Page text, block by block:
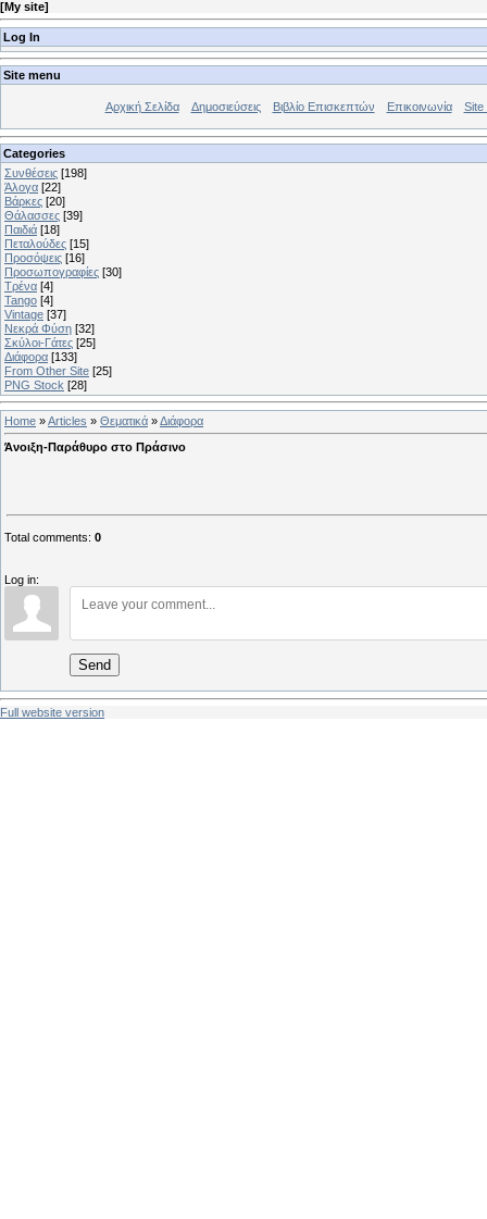
[My site]
Log In
Site menu
Αρχική Σελίδα Δημοσιεύσεις Βιβλίο Επισκεπτών Επικοινωνία Site
Categories
Συνθέσεις [198]
Άλογα [22]
Βάρκες [20]
Θάλασσες [39]
Παιδιά [18]
Πεταλούδες [15]
Προσόψεις [16]
Προσωπογραφίες [30]
Τρένα [4]
Tango [4]
Vintage [37]
Νεκρά Φύση [32]
Σκύλοι-Γάτες [25]
Διάφορα [133]
From Other Site [25]
PNG Stock [28]
Home »Articles » Θεματικά »Διάφορα
Άνοιξη-Παράθυρο στο Πράσινο
Total comments: 0
Log in:
Send
Full website version